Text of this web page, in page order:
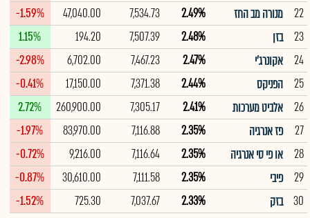
22
מנורה מב החז 2.49%
7,534.73
47,040.00
-1.59%
23
בזן 2.48%
7,507.39
194.20
1.15%
24
אקונרג'י 2.47%
7,467.23
6,702.00
-2.98%
25
הפניקס 2.44%
7,371.38
17,150.00
-0.41%
26
אלביט מערכות 2.41%
7,305.17
260,900.00
2.72%
27
פז אנרגיה 2.35%
7,116.88
83,970.00
-1.97%
28
או פי סי אנרגיה 2.35%
7,116.64
9,216.00
-0.72%
29
פיבי 2.35%
7,111.58
30,610.00
-0.87%
30
בזק 2.33%
7,037.67
725.30
-1.52%